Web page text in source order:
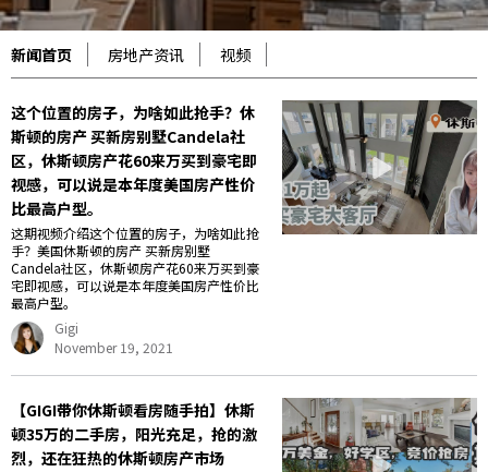
新闻首页 房地产资讯 视频
这个位置的房子，为啥如此抢手？休
斯顿的房产 买新房别墅Candela社
区，休斯顿房产花60来万买到豪宅即
视感，可以说是本年度美国房产性价
比最高户型。
这期视频介绍这个位置的房子，为啥如此抢
手？美国休斯顿的房产 买新房别墅
Candela社区，休斯顿房产花60来万买到豪
宅即视感，可以说是本年度美国房产性价比
最高户型。
Gigi
November 19, 2021
【GIGI带你休斯顿看房随手拍】休斯
顿35万的二手房，阳光充足，抢的激
烈，还在狂热的休斯顿房产市场